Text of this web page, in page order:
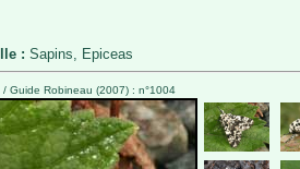
: Sapins, Epiceas
Guide Robineau (2007) : n°1004